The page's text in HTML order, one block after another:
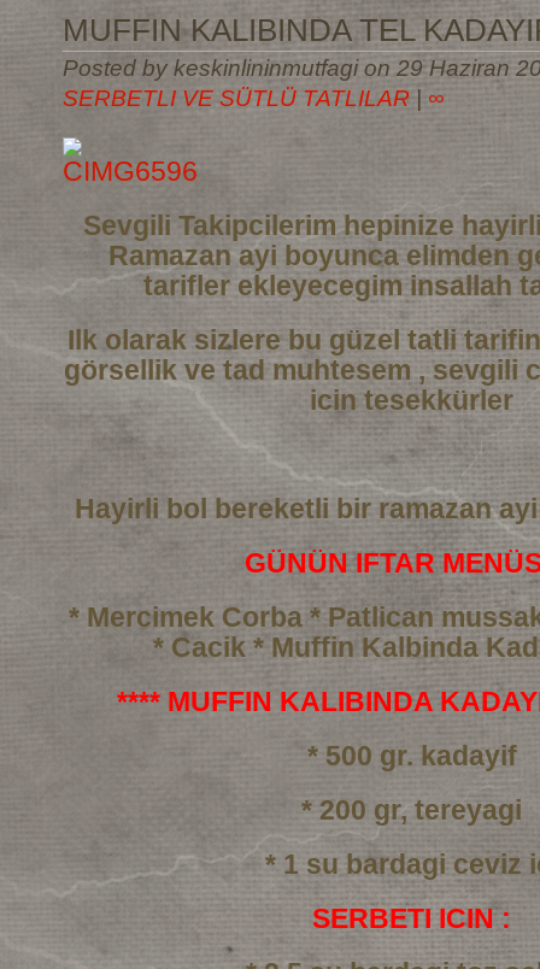
MUFFIN KALIBINDA TEL
Posted by keskinlininmutfagi on 29 Haziran
SERBETLI VE SÜTLÜ TATLILAR
∞
Sevgili Takipcilerim hepinize
Ramazan ayi boyunca elimden
tarifler ekleyecegim insallah
Ilk olarak sizlere bu güzel tatli
görsellik ve tad muhtesem , sevgili
icin tesekkürler
Hayirli bol bereketli bir ramazan
GÜNÜN IFTAR
* Mercimek Corba * Patlican
* Cacik* Muffin Kalbinda
**** MUFFIN KALIBINDA
* 500 gr. kadayif
* 200 gr, tereyagi
* 1 su bardagi ceviz
SERBETI ICIN :